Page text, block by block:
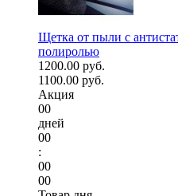
Щетка от пыли с
полиролью
1200.00 руб.
1100.00 руб.
Акция
00
дней
00
:
00
00